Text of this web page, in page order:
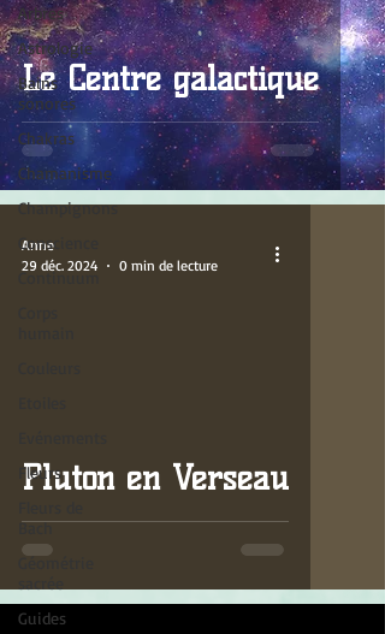
Arbres
Astrologie
Bains
sonores
Chakras
Chamanisme
Champignons
Conscience
Continuum
Fleurs
Bach
Géométrie
Guides
Le Centre galactique
Pluton en Verseau
Anne
29 déc. 2024
0 min de lecture